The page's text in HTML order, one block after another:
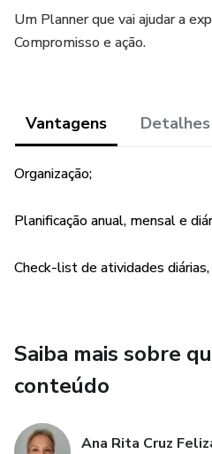
Um Planner que vai ajudar a
Compromisso e ação.
Vantagens Detalhes
Organização;
Planificação anual, mensal e
Check-list de atividades
Saiba mais sobre
conteúdo
Ana Rita Cruz